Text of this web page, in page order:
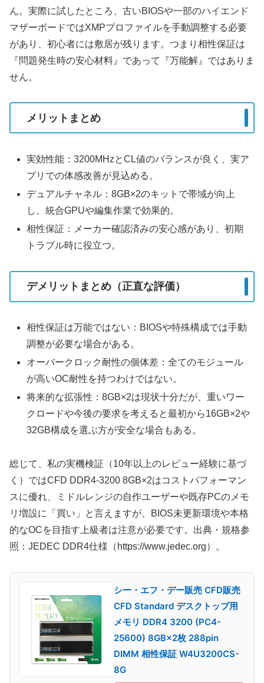
ん。実際に試したところ、古いBIOSや一部のハイエンド
マザーボードではXMPプロファイルを手動調整する必要
があり、初心者には敷居が残ります。つまり相性保証は
『問題発生時の安心材料』であって『万能解』ではありま
せん。
メリットまとめ
実効性能：3200MHzとCL値のバランスが良く、実ア
プリでの体感改善が見込める。
デュアルチャネル：8GB×2のキットで帯域が向上
し、統合GPUや編集作業で効果的。
相性保証：メーカー確認済みの安心感があり、初期
トラブル時に役立つ。
デメリットまとめ（正直な評価）
相性保証は万能ではない：BIOSや特殊構成では手動
調整が必要な場合がある。
オーバークロック耐性の個体差：全てのモジュール
が高いOC耐性を持つわけではない。
将来的な拡張性：8GB×2は現状十分だが、重いワー
クロードや今後の要求を考えると最初から16GB×2や
32GB構成を選ぶ方が安全な場合もある。
総じて、私の実機検証（10年以上のレビュー経験に基づ
く）ではCFD DDR4-3200 8GB×2はコストパフォーマン
スに優れ、ミドルレンジの自作ユーザーや既存PCのメモ
リ増設に「買い」と言えますが、BIOS未更新環境や本格
的なOCを目指す上級者は注意が必要です。出典・規格参
照：JEDEC DDR4仕様（https://www.jedec.org）。
シー・エフ・デー販売 CFD販売
CFD Standard デスクトップ用
メモリ DDR4 3200 (PC4-
25600) 8GB×2枚 288pin
DIMM 相性保証 W4U3200CS-
8G